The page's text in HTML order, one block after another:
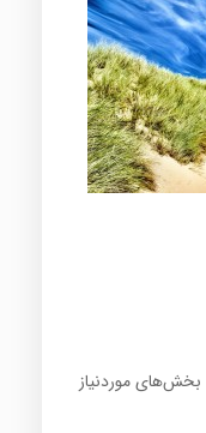
بخش‌های موردنیاز